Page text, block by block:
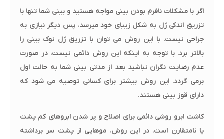
اگر با مشکلات نافرم بودن بینی مواجه هستید و بینی شما تنها با
تزریق اندکی ژل به شکل زیبای خود میرسد، پس دیگر نیازی به
جراحی نیست. با این روش می توان با تزریق ژل نوک بینی را
بالاتر برد. با توجه به اینکه این روش دائمی نیست، در صورت
عدم رضایت نگران نباشید بعد از مدتی بینی شما به حالت اول
برمی گردد. این روش بیشتر برای کسانی توصیه می شود که
دارای قوز بینی هستند.
کاشت ابرو روشی دائمی برای اصلاح و پر شدن ابروهای کم پشت
یا نامتقارن است. در این روش، موهایی از پشت سر برداشته